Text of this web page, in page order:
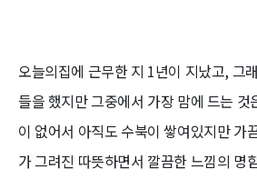
오늘의집에 근무한 지 1년이 지났고, 그
들을 했지만 그중에서 가장 맘에 드는 것
이 없어서 아직도 수북이 쌓여있지만 가
가 그려진 따뜻하면서 깔끔한 느낌의 명